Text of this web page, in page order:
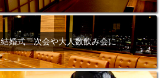
婚式二次会や大人数飲み会に